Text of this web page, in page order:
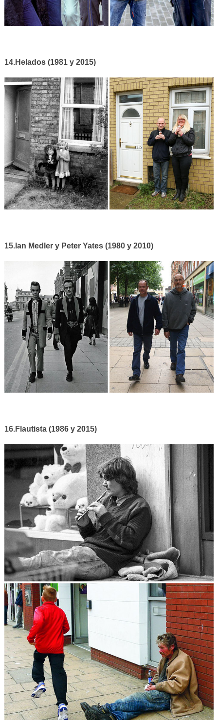
14.Helados (1981 y 2015)
15.Ian Medler y Peter Yates (1980 y 2010)
16.Flautista (1986 y 2015)